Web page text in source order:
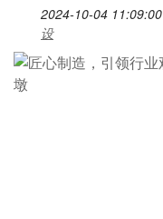
2024-10-04 11:09:00
设